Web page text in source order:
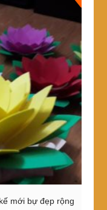
mới bự đẹp rộng